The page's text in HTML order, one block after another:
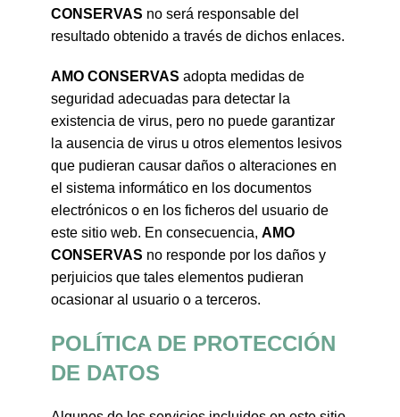
CONSERVAS no será responsable del
resultado obtenido a través de dichos enlaces.
AMO CONSERVAS adopta medidas de
seguridad adecuadas para detectar la
existencia de virus, pero no puede garantizar
la ausencia de virus u otros elementos lesivos
que pudieran causar daños o alteraciones en
el sistema informático en los documentos
electrónicos o en los ficheros del usuario de
este sitio web. En consecuencia, AMO
CONSERVAS no responde por los daños y
perjuicios que tales elementos pudieran
ocasionar al usuario o a terceros.
POLÍTICA DE PROTECCIÓN
DE DATOS